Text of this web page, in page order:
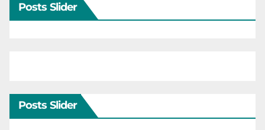
Posts Slider
Posts Slider